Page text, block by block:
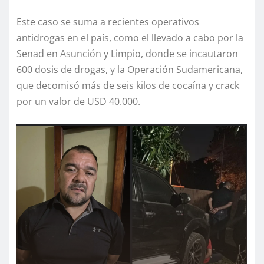
Este caso se suma a recientes operativos
antidrogas en el país, como el llevado a cabo por la
Senad en Asunción y Limpio, donde se incautaron
600 dosis de drogas, y la Operación Sudamericana,
que decomisó más de seis kilos de cocaína y crack
por un valor de USD 40.000.